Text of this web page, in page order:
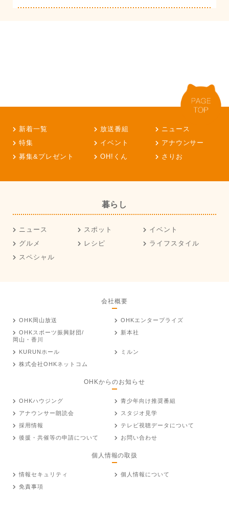
新着一覧 放送番組
ニュース
特集
イベント
アナウンサー
募集&プレゼント
OH!くん さりお
暮らし
ニュース スポット
イベント
グルメ
レシピ
ライフスタイル
スペシャル
会社概要
OHK岡山放送
OHKエンタープライズ
OHKスポーツ振興財団/
岡山・香川
新本社
KURUNホール
ミルン
株式会社OHKネットコム
OHKからのお知らせ
OHKハウジング
青少年向け推奨番組
アナウンサー朗読会
スタジオ見学
採用情報
テレビ視聴データについて
後援・共催等の申請について
お問い合わせ
個人情報の取扱
情報セキュリティ
個人情報について
免責事項